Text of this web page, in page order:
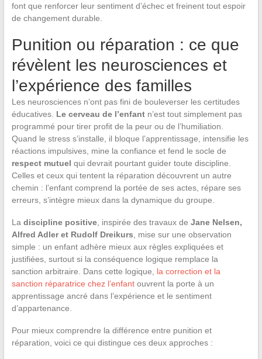
font que renforcer leur sentiment d’échec et freinent tout espoir
de changement durable.
Punition ou réparation : ce que
révèlent les neurosciences et
l’expérience des familles
Les neurosciences n’ont pas fini de bouleverser les certitudes
éducatives. Le cerveau de l’enfantn’est tout simplement pas
programmé pour tirer profit de la peur ou de l’humiliation.
Quand le stress s’installe, il bloque l’apprentissage, intensifie les
réactions impulsives, mine la confiance et fend le socle de
respect mutuel qui devrait pourtant guider toute discipline.
Celles et ceux qui tentent la réparation découvrent un autre
chemin : l’enfant comprend la portée de ses actes, répare ses
erreurs, s’intègre mieux dans la dynamique du groupe.
La discipline positive, inspirée des travaux de Jane Nelsen,
Alfred Adler et Rudolf Dreikurs , mise sur une observation
simple : un enfant adhère mieux aux règles expliquées et
justifiées, surtout si la conséquence logique remplace la
sanction arbitraire. Dans cette logique, la correction et la
sanction réparatrice chez l’enfantouvrent la porte à un
apprentissage ancré dans l’expérience et le sentiment
d’appartenance.
Pour mieux comprendre la différence entre punition et
réparation, voici ce qui distingue ces deux approches :